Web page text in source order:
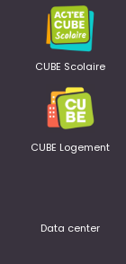
CUBE Scolaire
CUBE Logement
Data center